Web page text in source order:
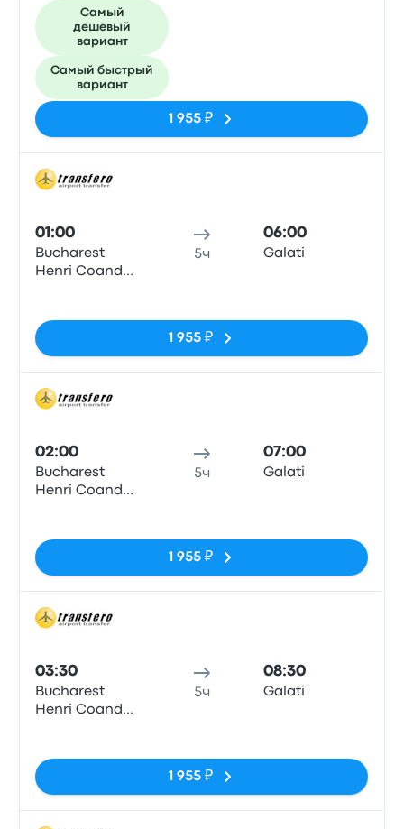
Самый
дешевый
вариант
Самый быстрый
вариант
1 955 ₽
01:00
Bucharest
Henri Coanda
5ч
06:00
Galati
1 955 ₽
02:00
Bucharest
Henri Coanda
5ч
07:00
Galati
1 955 ₽
03:30
Bucharest
Henri Coanda
5ч
08:30
Galati
1 955 ₽